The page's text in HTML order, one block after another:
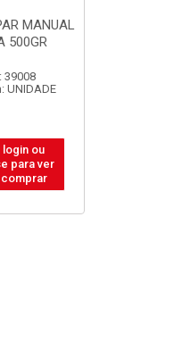
MANUAL
500GR
39008
UNIDADE
login ou
para ver